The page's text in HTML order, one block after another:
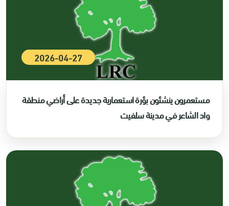
2026-04-27
مستعمرون ينشئون بؤرة استعمارية جديدة على أراضي منطقة
واد الشاعر في مدينة سلفيت